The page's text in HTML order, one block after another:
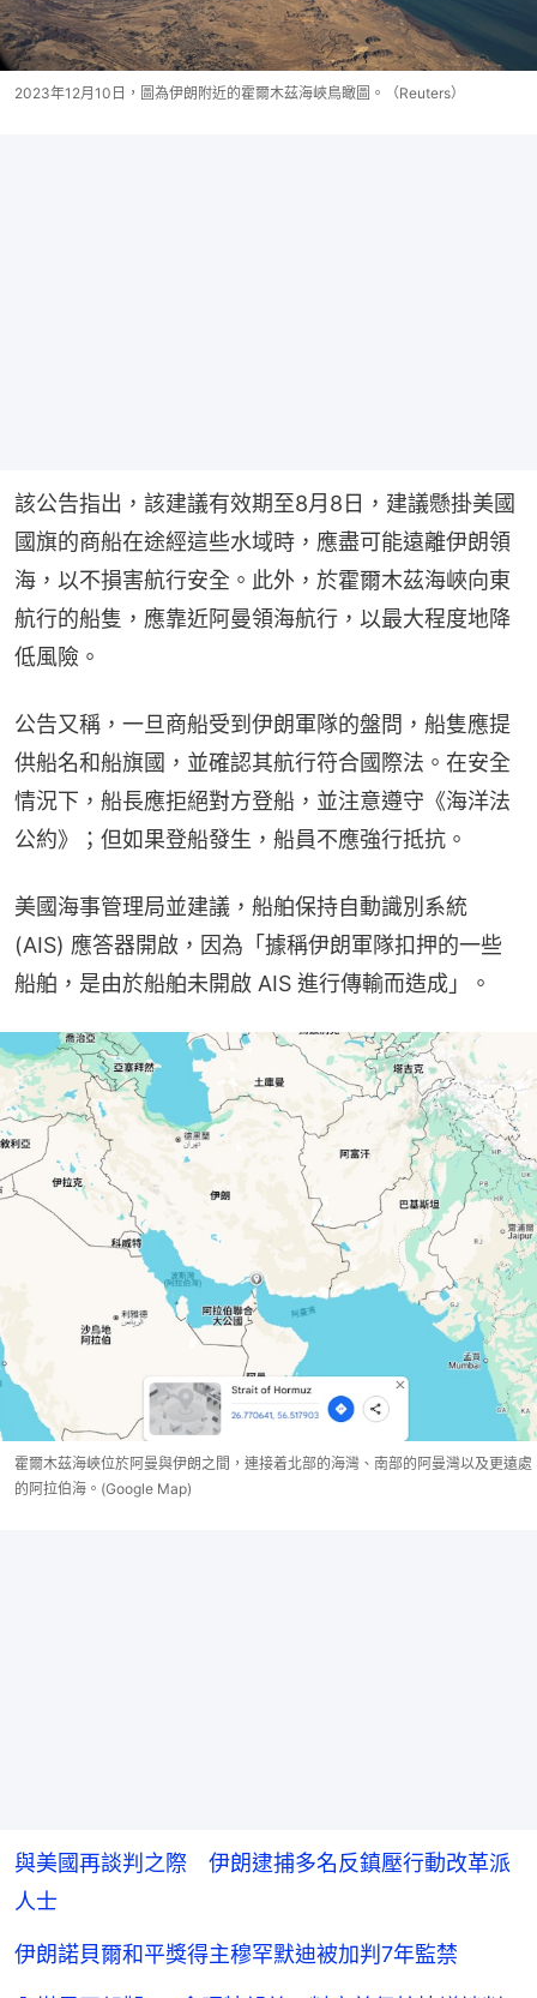
2023年12月10日，圖為伊朗附近的霍爾木茲海峽鳥瞰圖。（Reuters）
該公告指出，該建議有效期至8月8日，建議懸掛美國
國旗的商船在途經這些水域時，應盡可能遠離伊朗領
海，以不損害航行安全。此外，於霍爾木茲海峽向東
航行的船隻，應靠近阿曼領海航行，以最大程度地降
低風險。
公告又稱，一旦商船受到伊朗軍隊的盤問，船隻應提
供船名和船旗國，並確認其航行符合國際法。在安全
情況下，船長應拒絕對方登船，並注意遵守《海洋法
公約》；但如果登船發生，船員不應強行抵抗。
美國海事管理局並建議，船舶保持自動識別系統
(AIS) 應答器開啟，因為「據稱伊朗軍隊扣押的一些
船舶，是由於船舶未開啟 AIS 進行傳輸而造成」。
霍爾木茲海峽位於阿曼與伊朗之間，連接着北部的海灣、南部的阿曼灣以及更遠處
的阿拉伯海。(Google Map)
與美國再談判之際 伊朗逮捕多名反鎮壓行動改革派
人士
伊朗諾貝爾和平獎得主穆罕默迪被加判7年監禁